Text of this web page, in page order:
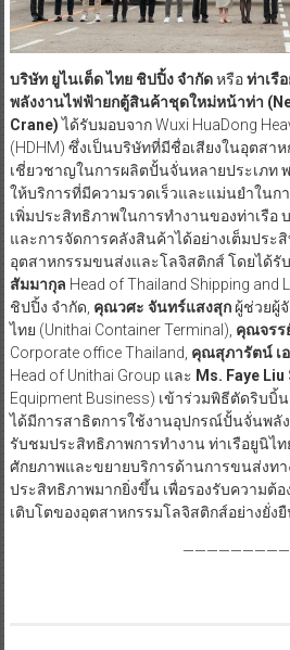
บริษัท ยูไนเต็ด ไทย ชิปปิ้ง จำกัดหรือท่าเรื
พลังงานไฟฟ้ายกตู้สินค้าชุดใหม่หน้าท่า
Crane)ได้รับมอบจาก Wuxi HuaDong
(HDHM) ซึ่งเป็นบริษัทที่มีชื่อเสียงในอุตสา
เชี่ยวชาญในการผลิตปั้นจั่นหลายประเภท
ให้บริการที่มีความรวดเร็วและแม่นยำในก
เพิ่มประสิทธิภาพในการทำงานของท่าเรือ
และการจัดการคลังสินค้าได้อย่างเต็มประ
อุตสาหกรรมขนส่งและโลจิสติกส์ โดยได้รั
สัมมากุล Head of Thailand Shipping and
ชิปปิ้ง จำกัด, คุณวศะ จันทร์แสงสุกผู้ช่วยผู้จั
ไทย (Unithai Container Terminal), คุณจรร
Corporate office Thailand, คุณสุภารัตน์ เ
Head of Unithai Group และ Ms. Faye Liu
Equipment Business) เข้าร่วมพิธีตัดริบบิ้
ได้มีการสาธิตการใช้งานอุปกรณ์ปั้นจั่นพลั
รับชมประสิทธิภาพการทำงาน ท่าเรือยูนิไ
ศักยภาพและขยายบริการด้านการขนส่งท
ประสิทธิภาพมากยิ่งขึ้น เพื่อรองรับความต้
เติบโตของอุตสาหกรรมโลจิสติกส์อย่างยั่ง